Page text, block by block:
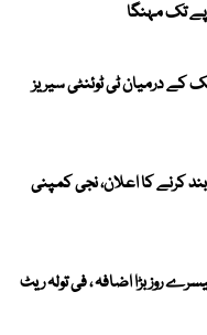
ممالک کے درمیان ٹی ٹوئنٹی سیریز
اگست سے بند کرنے کا اعلان، نجی کمپنی
روز بڑا اضافہ ، فی تولہ ریٹ